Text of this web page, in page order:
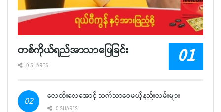
တစ်ကိုယ်ရည်အာသာဖြေခြင်း
0 SHARES
လေထိုးလေအောင့် သက်သာစေမယ့်နည်းလမ်းများ
0 SHARES